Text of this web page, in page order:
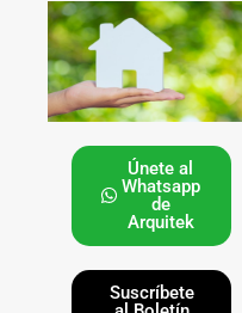
Únete al
Whatsapp
de
Arquitek
Suscríbete